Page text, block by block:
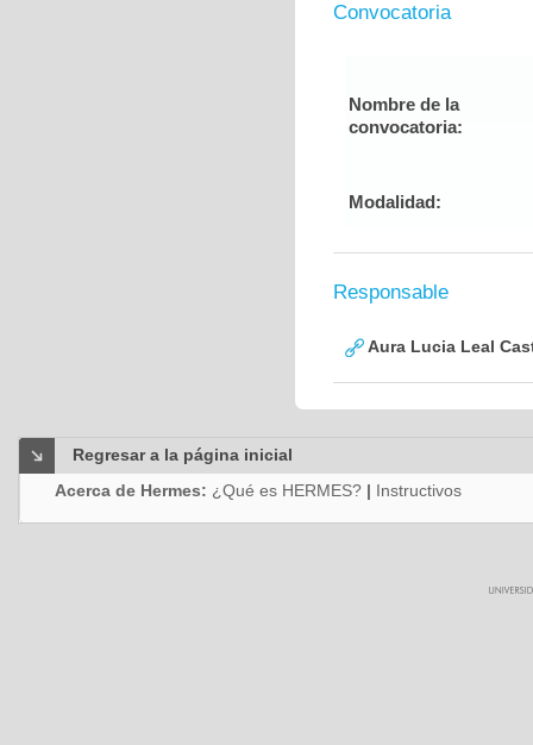
Convocatoria
Nombre de la
convocatoria:
Modalidad:
Responsable
Aura Lucia Leal
Regresar a la página inicial
Acerca de Hermes: ¿Qué es HERMES? | Instructivos